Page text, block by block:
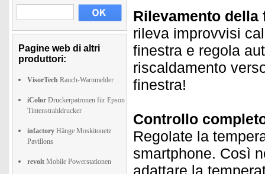
Pagine web di altri
produttori:
VisorTech Rauch-Warnmelder
iColor Druckerpatronen für Epson
Tintenstrahldrucker
infactory Hänge Moskitonetz
Pavillons
revolt Mobile Powerstationen
Rilevamento della
rileva improvvisi
finestra e regola
riscaldamento
finestra!
Controllo
Regolate la
smartphone. Così
adattare la